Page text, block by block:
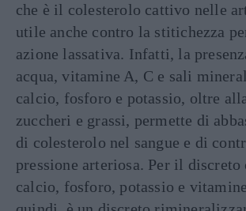
che è il colesterolo cattivo nelle
utile anche contro la stitichezza
azione lassativa. Infatti, la
acqua, vitamine A, C e sali
calcio, fosforo e potassio, oltre
zuccheri e grassi, permette di
di colesterolo nel sangue e di
pressione arteriosa. Per il discreto
calcio, fosforo, potassio e